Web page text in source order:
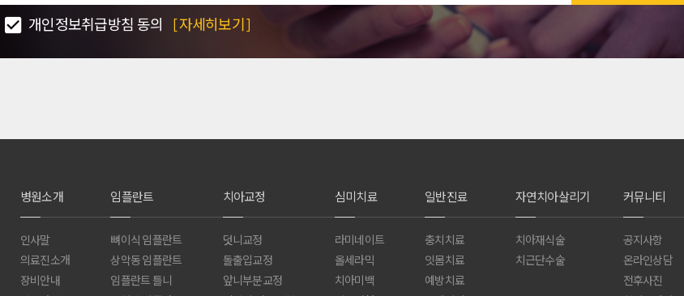
개인정보취급방침 동의 [자세히보기]
병원소개
인사말
의료진소개
장비안내
임플란트
뼈이식 임플란트
상악동 임플란트
임플란트 틀니
치아교정
덧니교정
돌출입교정
앞니부분교정
심미치료
라미네이트
올세라믹
치아미백
일반진료
충치치료
잇몸치료
예방치료
자연치아살리기
치아재식술
치근단수술
커뮤니티
공지사항
온라인상담
전후사진